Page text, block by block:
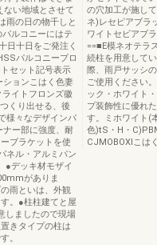
い地域とさせて
雨の日の物千しと
ルコニーにはテ
日十日をご発注く
パルコニープロ
セット記号表示
ションこはく色妻
イトフロンズ徽
くり出せる、後
様々なデザインパ
ナー部に強度、耐
ブラケットを使
ネル・アルミパン
●デッキ材モザイ
がありま
雨といは、外観
。●柱柱建てと屋
しましたので現場
きタイプの柱は
。
の穴加工が施し
ネ)レセピアブラ
ワイトセビアブ
==■E模ネオテラ
続柱を用意して
際、雨戸サッシ
ご使用ください
ック・ホワイト
プ装飾性に優れ
す。ミホワイト(
色)tS・H・
CJMOBOXlこは